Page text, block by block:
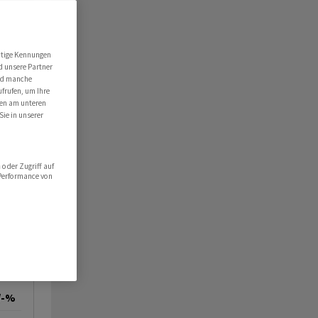
%
Kennungen
unsere Partner
manche
um Ihre
am unteren
in unserer
oder Zugriff auf
von